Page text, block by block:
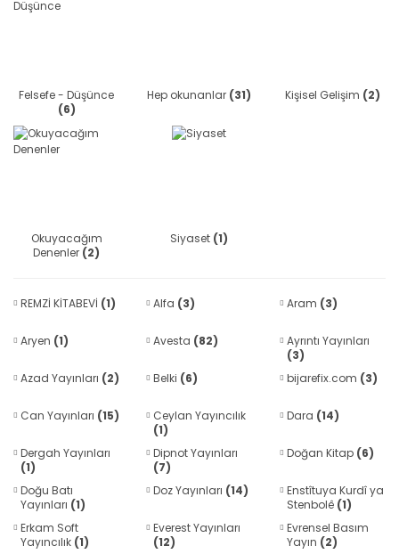
Felsefe - Düşünce
(6)
Hep okunanlar (31) Kişisel Gelişim (2)
Okuyacağım
Denenler (2)
Siyaset (1)
REMZİ KİTABEVİ (1) Alfa (3) Aram (3)
Aryen (1) Avesta (82)
Ayrıntı Yayınları
(3)
Azad Yayınları (2) Belki (6) bijarefix.com (3)
Can Yayınları (15)
Ceylan Yayıncılık
(1)
Dara (14)
Dergah Yayınları
(1)
Dipnot Yayınları
(7)
Doğan Kitap (6)
Doğu Batı
Yayınları (1)
Doz Yayınları (14)
Enstîtuya Kurdî ya
Stenbolê (1)
Erkam Soft
Yayıncılık (1)
Everest Yayınları
(12)
Evrensel Basım
Yayın (2)